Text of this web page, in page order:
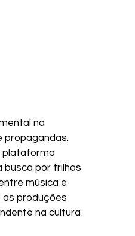
na
propagandas.
plataforma
busca por trilhas
música e
as produções
na cultura